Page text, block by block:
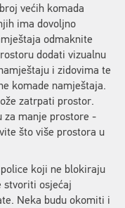
većih komada
ima dovoljno
odmaknite
dodati vizualnu
i zidovima te
komade namještaja.
zatrpati prostor.
za manje prostore -
što više prostora u
koji ne blokiraju
stvoriti osjećaj
Neka budu okomiti i